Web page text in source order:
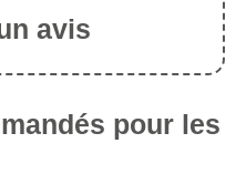
avis
pour les